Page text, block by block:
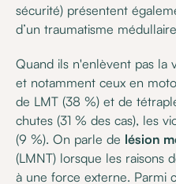
sécurité) présentent
d’un traumatisme
Quand ils n'enlèvent pas la
et notamment ceux en
de LMT (38 %) et de
chutes (31 % des cas), les
(9 %). On parle de lésion
(LMNT) lorsque les raisons
à une force externe. Parmi